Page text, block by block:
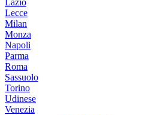
Lecce
Milan
Monza
Napoli
Parma
Roma
Sassuolo
Torino
Udinese
Venezia